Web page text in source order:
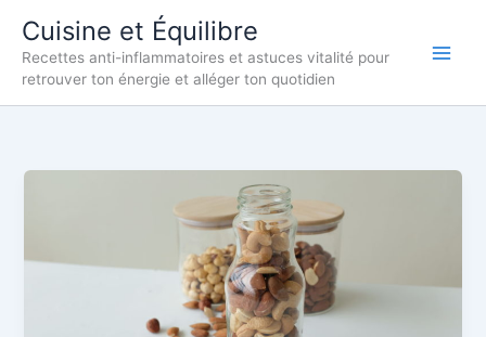
contenu
Cuisine et Équilibre
Recettes anti-inflammatoires et astuces vitalité pour
retrouver ton énergie et alléger ton quotidien